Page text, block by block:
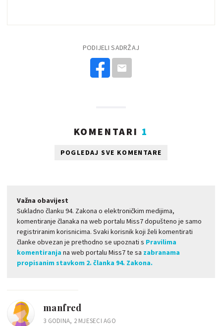
PODIJELI SADRŽAJ
KOMENTARI 1
POGLEDAJ SVE KOMENTARE
Važna obavijest
Sukladno članku 94. Zakona o elektroničkim medijima,
komentiranje članaka na web portalu Miss7 dopušteno je samo
registriranim korisnicima. Svaki korisnik koji želi komentirati
članke obvezan je prethodno se upoznati s Pravilima
komentiranja na web portalu Miss7 te sa zabranama
propisanim stavkom 2. članka 94. Zakona.
manfred
3 GODINA, 2 MJESECI AGO